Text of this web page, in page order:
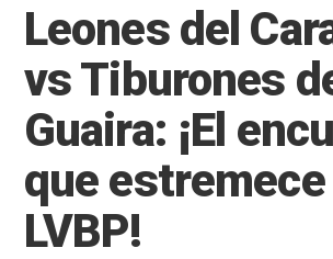
Leones del
vs Tiburones
Guaira: ¡El
que estremece
LVBP!